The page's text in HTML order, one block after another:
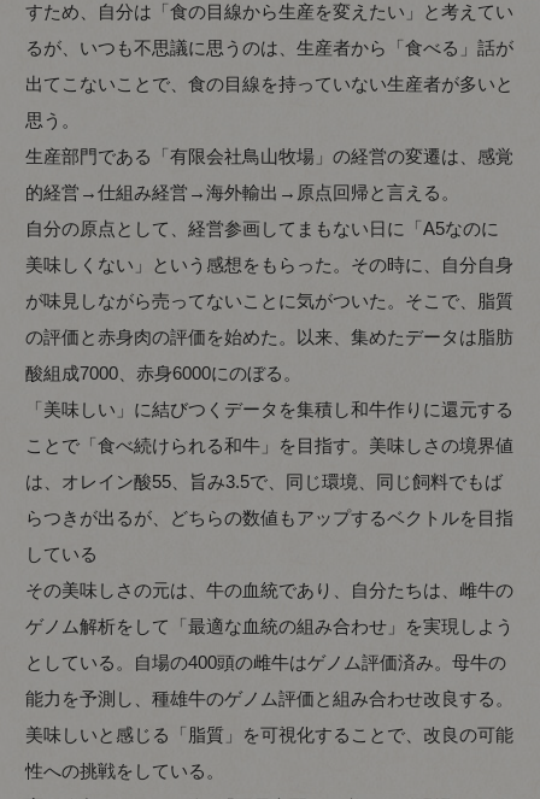
すため、自分は「食の目線から生産を変えたい」と考えてい
るが、いつも不思議に思うのは、生産者から「食べる」話が
出てこないことで、食の目線を持っていない生産者が多いと
思う。
生産部門である「有限会社鳥山牧場」の経営の変遷は、感覚
的経営→仕組み経営→海外輸出→原点回帰と言える。
自分の原点として、経営参画してまもない日に「A5なのに
美味しくない」という感想をもらった。その時に、自分自身
が味見しながら売ってないことに気がついた。そこで、脂質
の評価と赤身肉の評価を始めた。以来、集めたデータは脂肪
酸組成7000、赤身6000にのぼる。
「美味しい」に結びつくデータを集積し和牛作りに還元する
ことで「食べ続けられる和牛」を目指す。美味しさの境界値
は、オレイン酸55、旨み3.5で、同じ環境、同じ飼料でもば
らつきが出るが、どちらの数値もアップするベクトルを目指
している
その美味しさの元は、牛の血統であり、自分たちは、雌牛の
ゲノム解析をして「最適な血統の組み合わせ」を実現しよう
としている。自場の400頭の雌牛はゲノム評価済み。母牛の
能力を予測し、種雄牛のゲノム評価と組み合わせ改良する。
美味しいと感じる「脂質」を可視化することで、改良の可能
性への挑戦をしている。